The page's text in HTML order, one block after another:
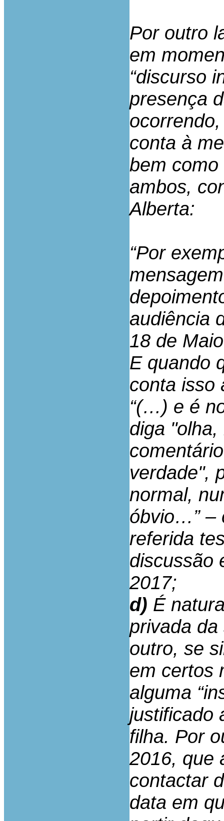
Por outro
em
“discurso
presença
conta à
bem
ambos,
Alberta:
“Por
audiência
18 de
E quando
conta isso
“(…) e é
diga
verdade",
normal,
óbvio…” –
referida
discussão
2017;
d) É
privada
outro, se
em certos
alguma
justificado
filha. Por
2016, que
contactar
data em